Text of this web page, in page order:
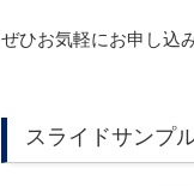
ぜひお気軽にお申し込
スライドサンプ